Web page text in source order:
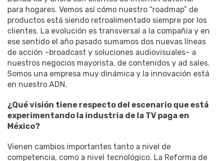
para hogares. Vemos así cómo nuestro “roadmap” de
productos está siendo retroalimentado siempre por los
clientes. La evolución es transversal a la compañía y en
ese sentido el año pasado sumamos dos nuevas líneas
de acción –broadcast y soluciones audiovisuales– a
nuestros negocios mayorista, de contenidos y ad sales.
Somos una empresa muy dinámica y la innovación está
en nuestro ADN.
¿Qué visión tiene respecto del escenario que está
experimentando la industria de la TV paga en
México?
Vienen cambios importantes tanto a nivel de
competencia, como a nivel tecnológico. La Reforma de